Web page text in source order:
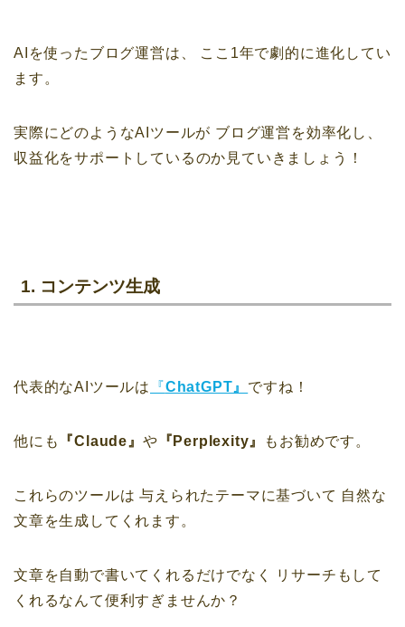
AIを使ったブログ運営は、
ここ1年で劇的に進化してい
ます。
実際にどのようなAIツールが ブログ運営を効率化し、
収益化をサポートしているのか見ていきましょう！
1. コンテンツ生成
代表的なAIツールは 『ChatGPT』 ですね！
他にも 『Claude』 や 『Perplexity』 もお勧めです。
これらのツールは 与えられたテーマに基づいて 自然な
文章を生成してくれます。
文章を自動で書いてくれるだけでなく
リサーチもして
くれるなんて便利すぎませんか？